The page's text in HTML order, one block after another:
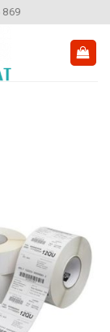
869